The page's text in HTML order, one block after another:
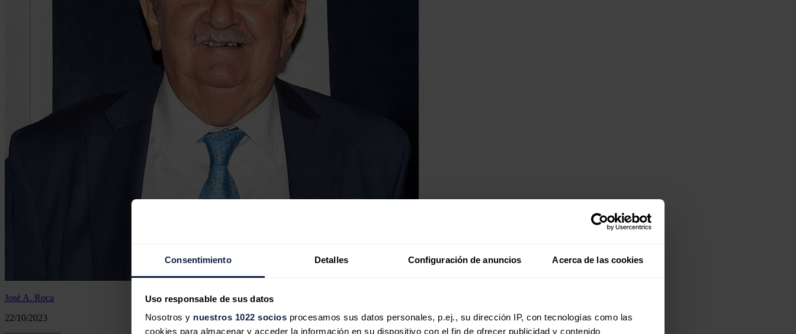
Consentimiento Detalles Configuración de anuncios Acerca de las cookies
Uso responsable de sus datos
Nosotros y nuestros 1022 socios procesamos sus datos personales, p.ej., su dirección IP, con tecnologías como las
cookies para almacenar y acceder la información en su dispositivo con el fin de ofrecer publicidad y contenido
José A. Roca
22/10/2023